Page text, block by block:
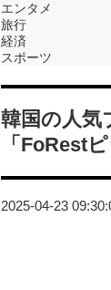
エンタメ
旅行
経済
スポーツ
韓国の人気
「FoRest
2025-04-23